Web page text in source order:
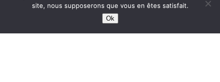
This site is protected bywp-copyrightpro.com
site, nous supposerons que vous en êtes satisfait.
Ok